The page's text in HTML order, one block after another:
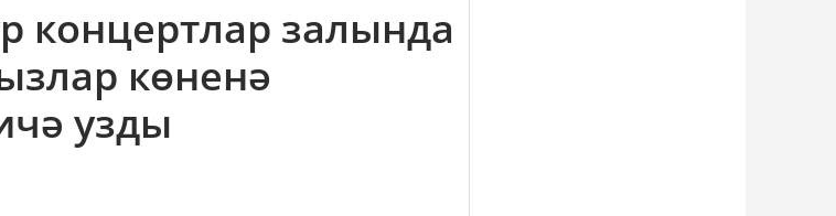
концертлар залында
көненә
узды